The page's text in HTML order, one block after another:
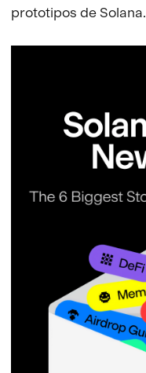
prototipos de Solana.